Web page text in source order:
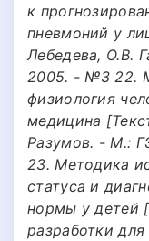
к
пневмоний у
Лебедева, О.В.
2005. - №3 22.
физиология
медицина
Разумов. - М.:
23. Методика
статуса и
нормы у детей
разработки